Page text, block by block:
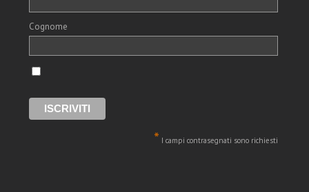
Cognome
* I campi contrasegnati sono richiesti